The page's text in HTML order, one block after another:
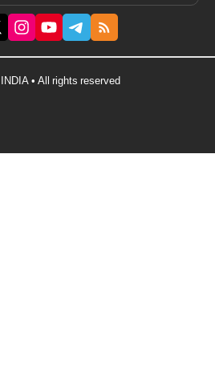
• All rights reserved